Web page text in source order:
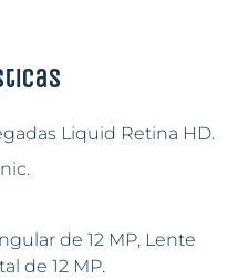
Liquid Retina HD.
de 12 MP, Lente
de 12 MP.